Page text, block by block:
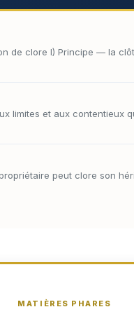
de clore I) Principe — la
limites et aux
peut clore son
MATIÈRES PHARES